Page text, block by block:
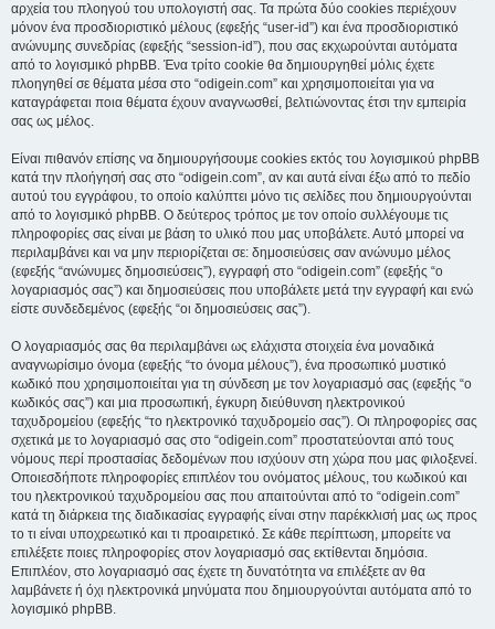
αρχεία του πλοηγού του υπολογιστή σας. Τα πρώτα δύο cookies περιέχουν
μόνον ένα προσδιοριστικό μέλους (εφεξής “user-id”) και ένα προσδιοριστικό
ανώνυμης συνεδρίας (εφεξής “session-id”), που σας εκχωρούνται αυτόματα
από το λογισμικό phpBB. Ένα τρίτο cookie θα δημιουργηθεί μόλις έχετε
πλοηγηθεί σε θέματα μέσα στο “odigein.com” και χρησιμοποιείται για να
καταγράφεται ποια θέματα έχουν αναγνωσθεί, βελτιώνοντας έτσι την εμπειρία
σας ως μέλος.
Είναι πιθανόν επίσης να δημιουργήσουμε cookies εκτός του λογισμικού phpBB
κατά την πλοήγησή σας στο “odigein.com”, αν και αυτά είναι έξω από το πεδίο
αυτού του εγγράφου, το οποίο καλύπτει μόνο τις σελίδες που δημιουργούνται
από το λογισμικό phpBB. Ο δεύτερος τρόπος με τον οποίο συλλέγουμε τις
πληροφορίες σας είναι με βάση το υλικό που μας υποβάλετε. Αυτό μπορεί να
περιλαμβάνει και να μην περιορίζεται σε: δημοσιεύσεις σαν ανώνυμο μέλος
(εφεξής “ανώνυμες δημοσιεύσεις”), εγγραφή στο “odigein.com” (εφεξής “ο
λογαριασμός σας”) και δημοσιεύσεις που υποβάλετε μετά την εγγραφή και ενώ
είστε συνδεδεμένος (εφεξής “οι δημοσιεύσεις σας”).
Ο λογαριασμός σας θα περιλαμβάνει ως ελάχιστα στοιχεία ένα μοναδικά
αναγνωρίσιμο όνομα (εφεξής “το όνομα μέλους”), ένα προσωπικό μυστικό
κωδικό που χρησιμοποιείται για τη σύνδεση με τον λογαριασμό σας (εφεξής “ο
κωδικός σας”) και μια προσωπική, έγκυρη διεύθυνση ηλεκτρονικού
ταχυδρομείου (εφεξής “το ηλεκτρονικό ταχυδρομείο σας”). Οι πληροφορίες σας
σχετικά με το λογαριασμό σας στο “odigein.com” προστατεύονται από τους
νόμους περί προστασίας δεδομένων που ισχύουν στη χώρα που μας φιλοξενεί.
Οποιεσδήποτε πληροφορίες επιπλέον του ονόματος μέλους, του κωδικού και
του ηλεκτρονικού ταχυδρομείου σας που απαιτούνται από το “odigein.com”
κατά τη διάρκεια της διαδικασίας εγγραφής είναι στην παρέκκλισή μας ως προς
το τι είναι υποχρεωτικό και τι προαιρετικό. Σε κάθε περίπτωση, μπορείτε να
επιλέξετε ποιες πληροφορίες στον λογαριασμό σας εκτίθενται δημόσια.
Επιπλέον, στο λογαριασμό σας έχετε τη δυνατότητα να επιλέξετε αν θα
λαμβάνετε ή όχι ηλεκτρονικά μηνύματα που δημιουργούνται αυτόματα από το
λογισμικό phpBB.